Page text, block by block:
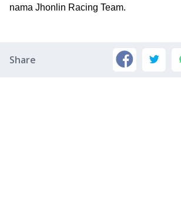
nama Jhonlin Racing Team.
Share